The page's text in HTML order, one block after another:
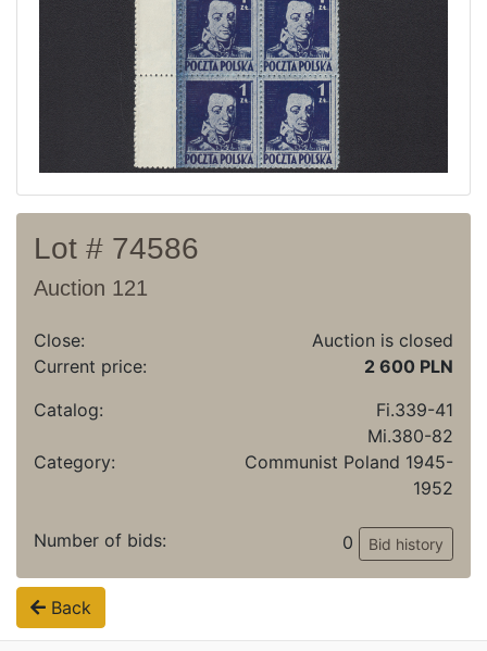
Lot # 74586
Auction 121
Close:
Auction is closed
Current price:
2 600 PLN
Catalog:
Fi.339-41
Mi.380-82
Category:
Communist Poland 1945-
1952
Number of bids: 0 Bid history
Back